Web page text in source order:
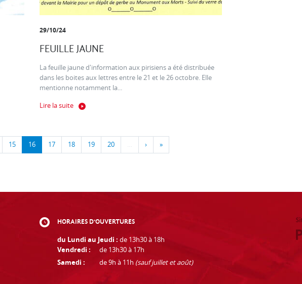
29/10/24
FEUILLE JAUNE
La feuille jaune d'information aux pirisiens a été distribuée
dans les boites aux lettres entre le 21 et le 26 octobre. Elle
mentionne notamment la...
Lire la suite
15 16 17 18 19 20 … › »
HORAIRES D'OUVERTURES
du Lundi au Jeudi : de 13h30 à 18h
Vendredi :
de 13h30 à 17h
Samedi :
de 9h à 11h (sauf juillet et août)